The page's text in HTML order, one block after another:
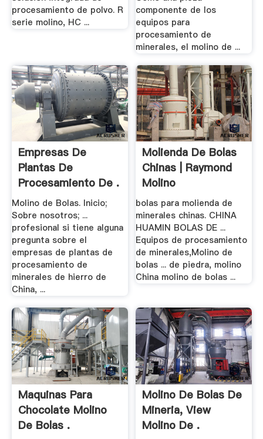
procesamiento de polvo. R
serie molino, HC ...
componente de los
equipos para
procesamiento de
minerales, el molino de ...
Empresas De
Plantas De
Procesamiento De .
Molino de Bolas. Inicio;
Sobre nosotros; ...
profesional si tiene alguna
pregunta sobre el
empresas de plantas de
procesamiento de
minerales de hierro de
China, ...
Molienda De Bolas
Chinas | Raymond
Molino
bolas para molienda de
minerales chinas. CHINA
HUAMIN BOLAS DE ...
Equipos de procesamiento
de minerales,Molino de
bolas ... de piedra, molino
China molino de bolas ...
Maquinas Para
Chocolate Molino
De Bolas .
Molino De Bolas De
Mineria, View
Molino De .